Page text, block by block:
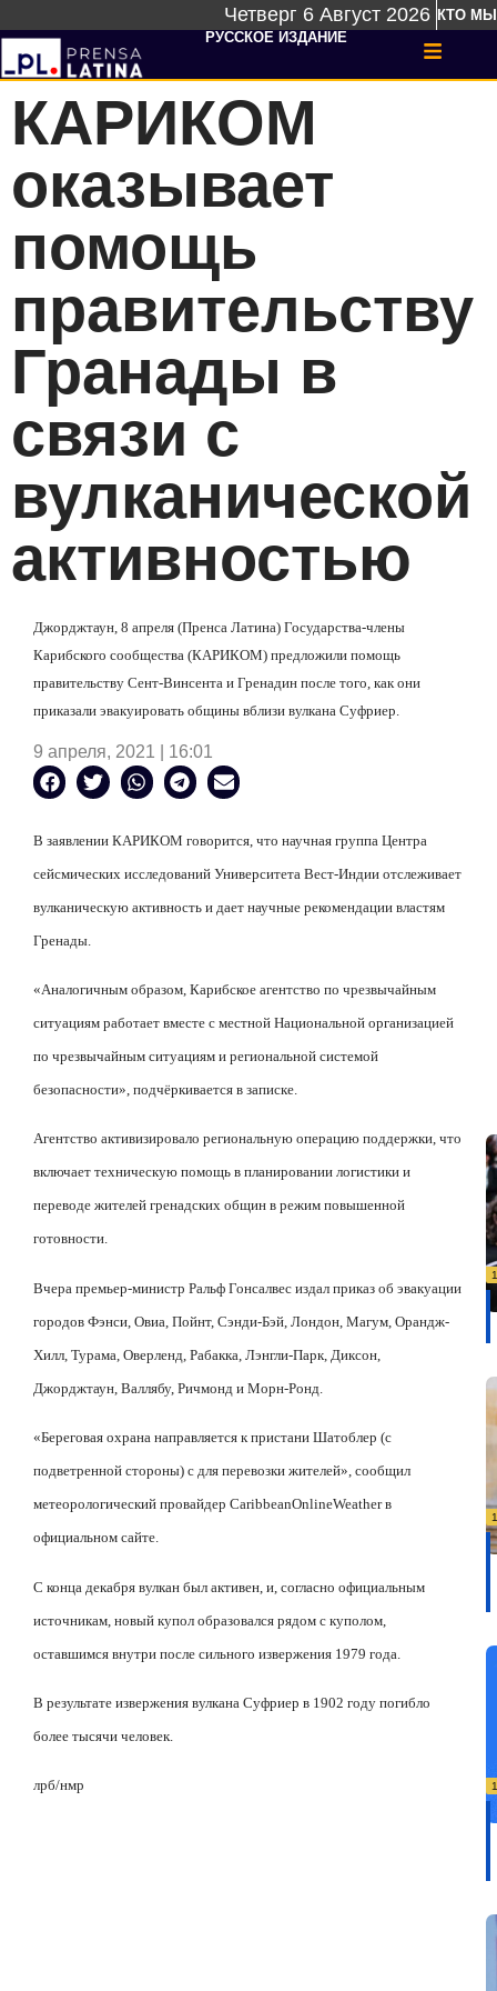
Четверг 6 Август 2026 КТО МЫ
РУССКОЕ ИЗДАНИЕ
КАРИКОМ
оказывает
помощь
правительству
Гранады в
связи с
вулканической
активностью
Джорджтаун, 8 апреля (Пренса Латина) Государства-члены
Карибского сообщества (КАРИКОМ) предложили помощь
правительству Сент-Винсента и Гренадин после того, как они
приказали эвакуировать общины вблизи вулкана Суфриер.
9 апреля, 2021 | 16:01
В заявлении КАРИКОМ говорится, что научная группа Центра
сейсмических исследований Университета Вест-Индии отслеживает
вулканическую активность и дает научные рекомендации властям
Гренады.
«Аналогичным образом, Карибское агентство по чрезвычайным
ситуациям работает вместе с местной Национальной организацией
по чрезвычайным ситуациям и региональной системой
безопасности», подчёркивается в записке.
Агентство активизировало региональную операцию поддержки, что
включает техническую помощь в планировании логистики и
переводе жителей гренадских общин в режим повышенной
готовности.
Вчера премьер-министр Ральф Гонсалвес издал приказ об эвакуации
городов Фэнси, Овиа, Пойнт, Сэнди-Бэй, Лондон, Магум, Орандж-
Хилл, Турама, Оверленд, Рабакка, Лэнгли-Парк, Диксон,
Джорджтаун, Валлябу, Ричмонд и Морн-Ронд.
«Береговая охрана направляется к пристани Шатоблер (с
подветренной стороны) с для перевозки жителей», сообщил
метеорологический провайдер CaribbeanOnlineWeatherв
официальном сайте.
С конца декабря вулкан был активен, и, согласно официальным
источникам, новый купол образовался рядом с куполом,
оставшимся внутри после сильного извержения 1979 года.
В результате извержения вулкана Суфриер в 1902 году погибло
более тысячи человек.
лрб/нмр